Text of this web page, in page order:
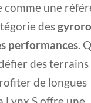
comme une
des
performances.
des terrains
de longues